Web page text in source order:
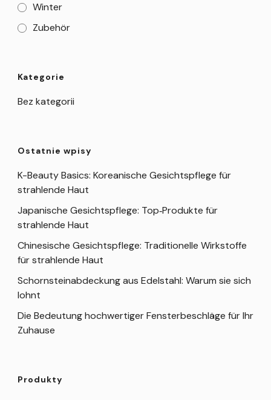
Winter
Zubehör
Kategorie
Bez kategorii
Ostatnie wpisy
K-Beauty Basics: Koreanische Gesichtspflege für
strahlende Haut
Japanische Gesichtspflege: Top‑Produkte für
strahlende Haut
Chinesische Gesichtspflege: Traditionelle Wirkstoffe
für strahlende Haut
Schornsteinabdeckung aus Edelstahl: Warum sie sich
lohnt
Die Bedeutung hochwertiger Fensterbeschläge für Ihr
Zuhause
Produkty